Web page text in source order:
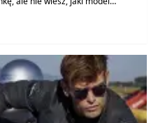
sprawdzą się idealnie.